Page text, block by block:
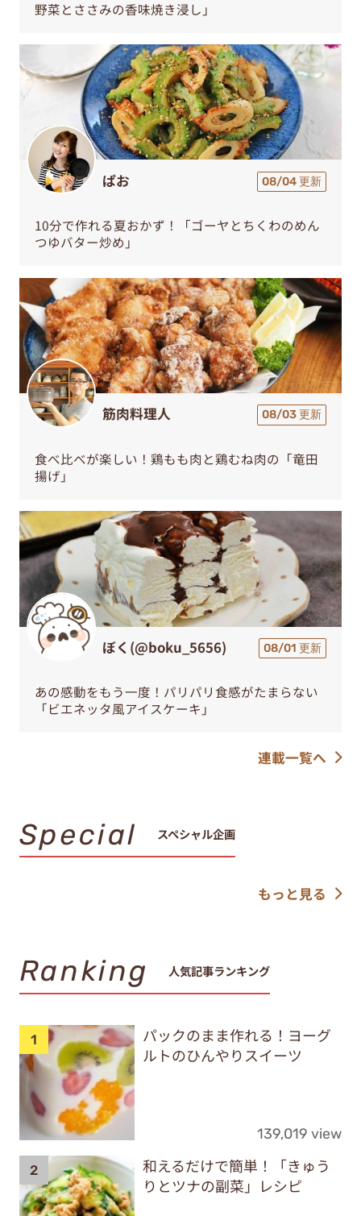
野菜とささみの香味焼き浸し」
ぱお 08/04 更新
10分で作れる夏おかず！「ゴーヤとちくわのめん
つゆバター炒め」
筋肉料理人 08/03 更新
食べ比べが楽しい！鶏もも肉と鶏むね肉の「竜田
揚げ」
ぼく(@boku_5656) 08/01 更新
あの感動をもう一度！パリパリ食感がたまらない
「ビエネッタ風アイスケーキ」
連載一覧へ
Special スペシャル企画
もっと見る
Ranking 人気記事ランキング
パックのまま作れる！ヨーグ
ルトのひんやりスイーツ
139,019 view
和えるだけで簡単！「きゅう
りとツナの副菜」レシピ